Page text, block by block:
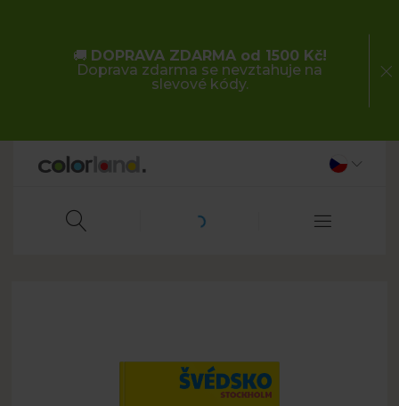
🚚 DOPRAVA ZDARMA od 1500 Kč!
Doprava zdarma se nevztahuje na
slevové kódy.